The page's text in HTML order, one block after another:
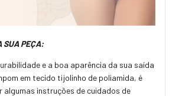
SUA PEÇA:
e a boa aparência da sua saída
em tecido tijolinho de poliamida, é
algumas instruções de cuidados de